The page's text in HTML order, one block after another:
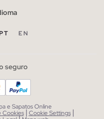
EN
seguro
e Sapatos Online
Cookies | Cookie Settings |